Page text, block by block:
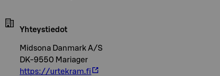
Yhteystiedot
Midsona Danmark A/S
DK-9550 Mariager
https://urtekram.fi